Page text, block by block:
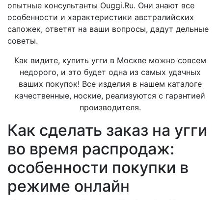
опытные консультанты Ouggi.Ru. Они знают все
особенности и характеристики австралийских
сапожек, ответят на ваши вопросы, дадут дельные
советы.
Как видите, купить угги в Москве можно совсем
недорого, и это будет одна из самых удачных
ваших покупок! Все изделия в нашем каталоге
качественные, ноские, реализуются с гарантией
производителя.
Как сделать заказ на угги
во время распродаж:
особенности покупки в
режиме онлайн